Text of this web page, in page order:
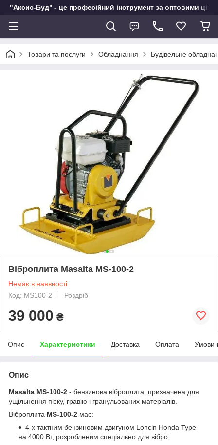
"Аксис-Буд" - це професійний інструмент за оптовими
Товари та послуги Обладнання Будівельне
Віброплита Masalta MS-100-2
Немає в наявності
Код: MS100-2
Роздріб
39 000 ₴
Опис Характеристики Доставка Оплата Умови
Опис
Masalta MS-100-2 - бензинова віброплита, призначена для
ущільнення піску, гравію і гранульованих матеріалів.
Віброплита MS-100-2 має:
4-х тактним бензиновим двигуном Loncin Honda Type
на 4000 Вт, розробленим спеціально для вібро;